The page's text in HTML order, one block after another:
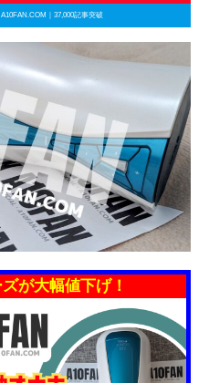
｜37,000記事突破
が大幅値下げ！